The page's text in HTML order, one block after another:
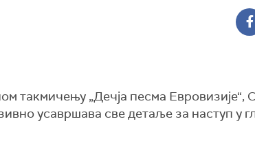
такмичењу „Дечја песма
усавршава све детаље за наступ у